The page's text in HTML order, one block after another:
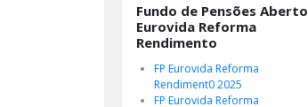
Fundo de Pensões Aberto
Eurovida Reforma
Rendimento
FP Eurovida Reforma
Rendiment0 2025
FP Eurovida Reforma